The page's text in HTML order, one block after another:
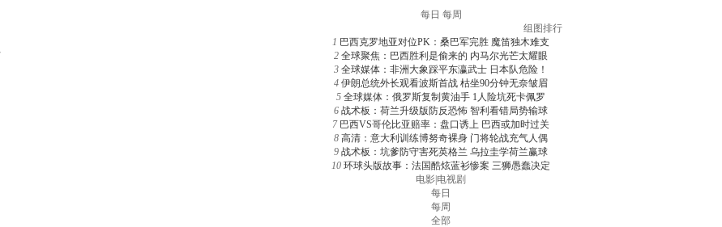
每日 每周
组图排行
1 巴西克罗地亚对位PK：桑巴军完胜 魔笛独木难支
2 全球聚焦：巴西胜利是偷来的 内马尔光芒太耀眼
3 全球媒体：非洲大象踩平东瀛武士 日本队危险！
4 伊朗总统外长观看波斯首战 枯坐90分钟无奈皱眉
5 全球媒体：俄罗斯复制黄油手 1人险坑死卡佩罗
6 战术板：荷兰升级版防反恐怖 智利看错局势输球
7 巴西VS哥伦比亚赔率：盘口诱上 巴西或加时过关
8 高清：意大利训练博努奇裸身 门将轮战充气人偶
9 战术板：坑爹防守害死英格兰 乌拉圭学荷兰赢球
10 环球头版故事：法国酷炫蓝衫惨案 三狮愚蠢决定
电影 电视剧
每日
每周
全部